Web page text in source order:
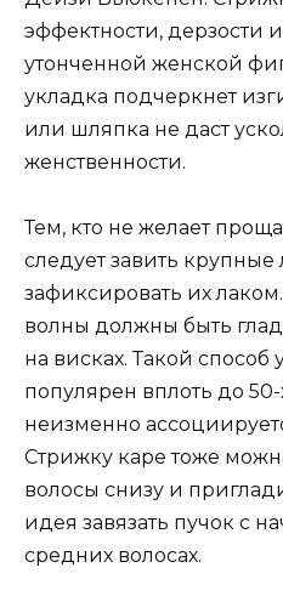
эффектности, дерзости
утонченной женской
укладка подчеркнет
или шляпка не даст
женственности.
Тем, кто не желает
следует завить
зафиксировать их
волны должны быть
на висках. Такой способ
популярен вплоть до
неизменно
Стрижку каре тоже
волосы снизу и
идея завязать пучок с
средних волосах.